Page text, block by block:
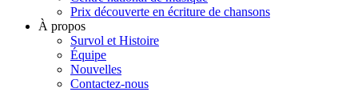
Prix découverte en écriture de chansons
À propos
Survol et Histoire
Équipe
Nouvelles
Contactez-nous